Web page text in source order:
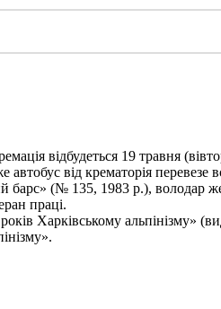
відбудеться 19 травня
від крематорія перевезе
барс» (№ 135, 1983 р.), володар
праці.
Харківському альпінізму»